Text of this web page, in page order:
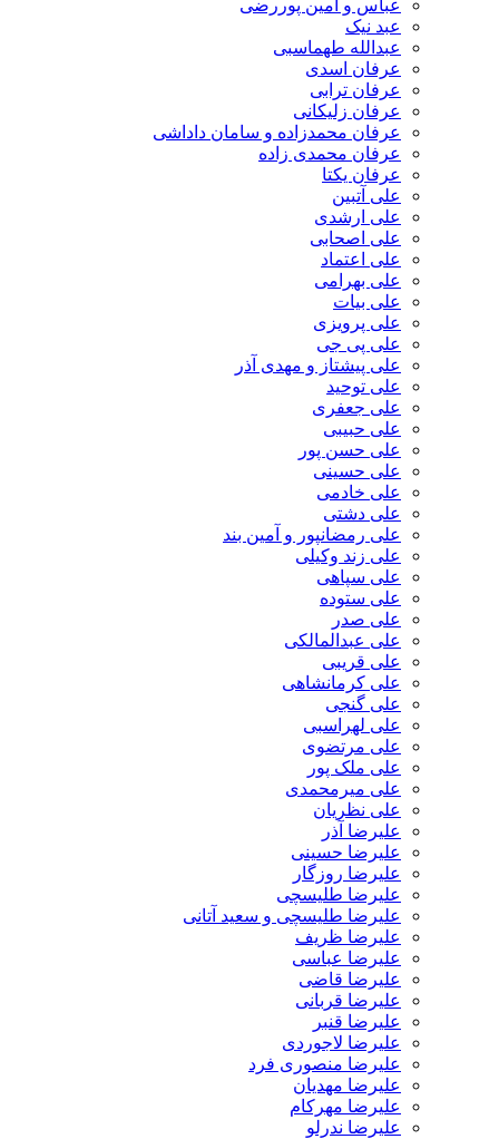
عباس و امین پوررضی
عبدالله طهماسبی‎
عرفان اسدی
عرفان ترابی
عرفان زلیکانی
عرفان محمدزاده و سامان داداشی
عرفان محمدی زاده
عرفان یکتا
علی ارشدی
علی اصحابی
علی اعتماد
علی بهرامی
علی پرویزی
علی پی جی
علی پیشتاز و مهدی آذر
علی توحید
علی جعفری
علی حبیبی
علی حسن پور
علی حسینی
علی خادمی
علی دشتی
علی رمضانپور و آمین بند
علی زند وکیلی
علی سپاهی
علی ستوده
علی عبدالمالکی
علی قریبی
علی کرمانشاهی
علی گنجی
علی لهراسبی
علی مرتضوی
علی ملک پور
علی میرمحمدی
علی نظریان
علیرضا آذر
علیرضا حسینی
علیرضا روزگار
علیرضا طلیسچی
علیرضا طلیسچی و سعید آتانی
علیرضا ظریف
علیرضا عباسی
علیرضا قاضی
علیرضا قربانی
علیرضا قنبر
علیرضا لاجوردی
علیرضا منصوری فرد
علیرضا مهدیان
علیرضا مهرکام
علیرضا ندرلو